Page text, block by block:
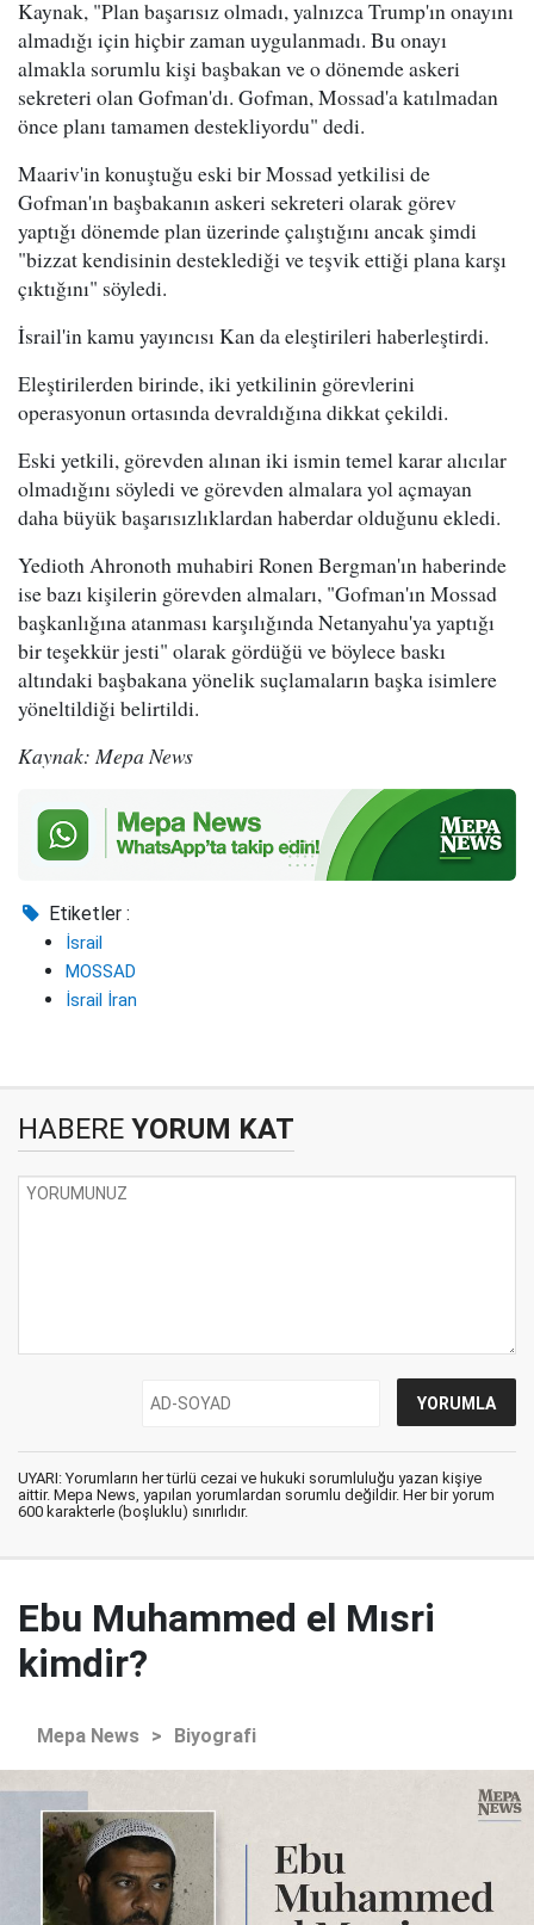
Kaynak, "Plan başarısız olmadı, yalnızca Trump'ın onayını
almadığı için hiçbir zaman uygulanmadı. Bu onayı
almakla sorumlu kişi başbakan ve o dönemde askeri
sekreteri olan Gofman'dı. Gofman, Mossad'a katılmadan
önce planı tamamen destekliyordu" dedi.
Maariv'in konuştuğu eski bir Mossad yetkilisi de
Gofman'ın başbakanın askeri sekreteri olarak görev
yaptığı dönemde plan üzerinde çalıştığını ancak şimdi
"bizzat kendisinin desteklediği ve teşvik ettiği plana karşı
çıktığını" söyledi.
İsrail'in kamu yayıncısı Kan da eleştirileri haberleştirdi.
Eleştirilerden birinde, iki yetkilinin görevlerini
operasyonun ortasında devraldığına dikkat çekildi.
Eski yetkili, görevden alınan iki ismin temel karar alıcılar
olmadığını söyledi ve görevden almalara yol açmayan
daha büyük başarısızlıklardan haberdar olduğunu ekledi.
Yedioth Ahronoth muhabiri Ronen Bergman'ın haberinde
ise bazı kişilerin görevden almaları, "Gofman'ın Mossad
başkanlığına atanması karşılığında Netanyahu'ya yaptığı
bir teşekkür jesti" olarak gördüğü ve böylece baskı
altındaki başbakana yönelik suçlamaların başka isimlere
yöneltildiği belirtildi.
Kaynak: Mepa News
Etiketler :
İsrail
MOSSAD
İsrail İran
HABERE YORUM KAT
UYARI: Yorumların her türlü cezai ve hukuki sorumluluğu yazan kişiye
aittir. Mepa News, yapılan yorumlardan sorumlu değildir. Her bir yorum
600 karakterle (boşluklu) sınırlıdır.
Ebu Muhammed el Mısri
kimdir?
Mepa News > Biyografi